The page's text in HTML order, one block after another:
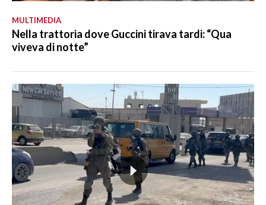
MULTIMEDIA
Nella trattoria dove Guccini tirava tardi: “Qua
viveva di notte”